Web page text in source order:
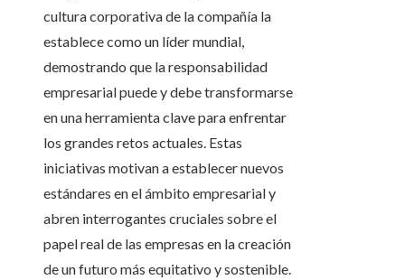
cultura corporativa de la compañía la
establece como un líder mundial,
demostrando que la responsabilidad
empresarial puede y debe transformarse
en una herramienta clave para enfrentar
los grandes retos actuales. Estas
iniciativas motivan a establecer nuevos
estándares en el ámbito empresarial y
abren interrogantes cruciales sobre el
papel real de las empresas en la creación
de un futuro más equitativo y sostenible.